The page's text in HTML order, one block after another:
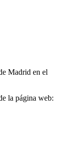
Madrid en el
la página web: